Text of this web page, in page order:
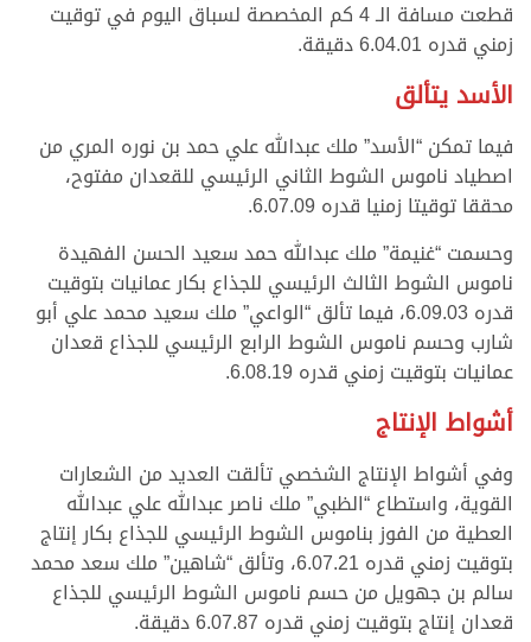
قطعت مسافة الـ 4 كم المخصصة لسباق اليوم في توقيت
زمني قدره 6.04.01 دقيقة.
الأسد يتألق
فيما تمكن “الأسد” ملك عبدالله علي حمد بن نوره المري من
اصطياد ناموس الشوط الثاني الرئيسي للقعدان مفتوح،
محققا توقيتا زمنيا قدره 6.07.09.
وحسمت “غنيمة” ملك عبدالله حمد سعيد الحسن الفهيدة
ناموس الشوط الثالث الرئيسي للجذاع بكار عمانيات بتوقيت
قدره 6.09.03، فيما تألق “الواعي” ملك سعيد محمد علي أبو
شارب وحسم ناموس الشوط الرابع الرئيسي للجذاع قعدان
عمانيات بتوقيت زمني قدره 6.08.19.
أشواط الإنتاج
وفي أشواط الإنتاج الشخصي تألقت العديد من الشعارات
القوية، واستطاع “الظبي” ملك ناصر عبدالله علي عبدالله
العطية من الفوز بناموس الشوط الرئيسي للجذاع بكار إنتاج
بتوقيت زمني قدره 6.07.21، وتألق “شاهين” ملك سعد محمد
سالم بن جهويل من حسم ناموس الشوط الرئيسي للجذاع
قعدان إنتاج بتوقيت زمني قدره 6.07.87 دقيقة.